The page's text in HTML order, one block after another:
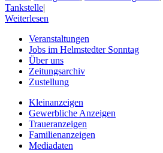
Tankstelle|
Weiterlesen
Veranstaltungen
Jobs im Helmstedter Sonntag
Über uns
Zeitungsarchiv
Zustellung
Kleinanzeigen
Gewerbliche Anzeigen
Traueranzeigen
Familienanzeigen
Mediadaten